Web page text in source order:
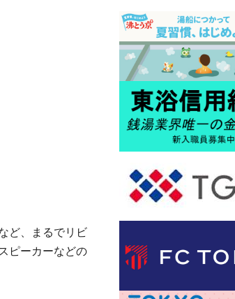
ど、まるでリビ
ピーカーなどの